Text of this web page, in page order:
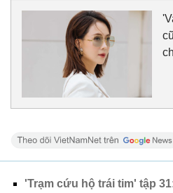
'Trạm cứu hộ trái tim' tập